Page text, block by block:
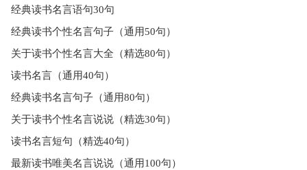
经典读书名言语句30句
经典读书个性名言句子（通用50句）
关于读书个性名言大全（精选80句）
读书名言（通用40句）
经典读书名言句子（通用80句）
关于读书个性名言说说（精选30句）
读书名言短句（精选40句）
最新读书唯美名言说说（通用100句）